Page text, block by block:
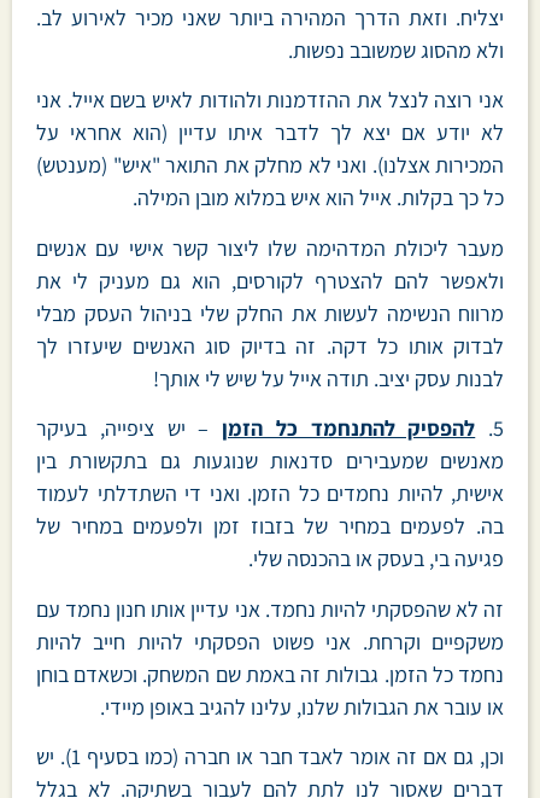
יצליח. וזאת הדרך המהירה ביותר שאני מכיר לאירוע לב.
ולא מהסוג שמשובב נפשות.
אני רוצה לנצל את ההזדמנות ולהודות לאיש בשם אייל. אני
לא יודע אם יצא לך לדבר איתו עדיין (הוא אחראי על
המכירות אצלנו). ואני לא מחלק את התואר "איש" (מענטש)
כל כך בקלות. אייל הוא איש במלוא מובן המילה.
מעבר ליכולת המדהימה שלו ליצור קשר אישי עם אנשים
ולאפשר להם להצטרף לקורסים, הוא גם מעניק לי את
מרווח הנשימה לעשות את החלק שלי בניהול העסק מבלי
לבדוק אותו כל דקה. זה בדיוק סוג האנשים שיעזרו לך
לבנות עסק יציב. תודה אייל על שיש לי אותך!
5.
להפסיק להתנחמד כל הזמן – יש ציפייה, בעיקר
מאנשים שמעבירים סדנאות שנוגעות גם בתקשורת בין
אישית, להיות נחמדים כל הזמן. ואני די השתדלתי לעמוד
בה. לפעמים במחיר של בזבוז זמן ולפעמים במחיר של
פגיעה בי, בעסק או בהכנסה שלי.
זה לא שהפסקתי להיות נחמד. אני עדיין אותו חנון נחמד עם
משקפיים וקרחת. אני פשוט הפסקתי להיות חייב להיות
נחמד כל הזמן. גבולות זה באמת שם המשחק. וכשאדם בוחן
או עובר את הגבולות שלנו, עלינו להגיב באופן מיידי.
וכן, גם אם זה אומר לאבד חבר או חברה (כמו בסעיף 1). יש
דברים שאסור לנו לתת להם לעבור בשתיקה. לא בגלל